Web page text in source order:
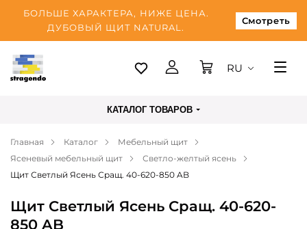
БОЛЬШЕ ХАРАКТЕРА, НИЖЕ ЦЕНА.
ДУБОВЫЙ ЩИТ NATURAL.
Смотреть
Таллинн
Оплата
О нас
Блог
Контакты
RU
КАТАЛОГ ТОВАРОВ
Главная Каталог
Мебельный щит
Ясеневый мебельный щит
Светло-желтый ясень
Щит Светлый Ясень Сращ. 40-620-850 AB
Щит Светлый Ясень Сращ. 40-620-
850 AB